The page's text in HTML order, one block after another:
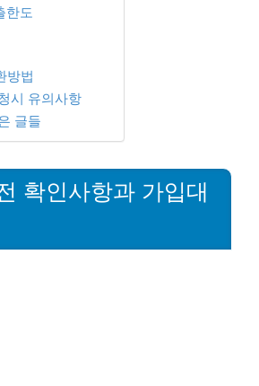
한도
방법
시 유의사항
글들
확인사항과 가입대